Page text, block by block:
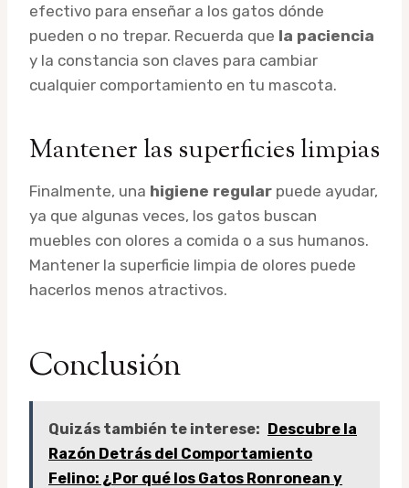
efectivo para enseñar a los gatos dónde
pueden o no trepar. Recuerda que la paciencia
y la constancia son claves para cambiar
cualquier comportamiento en tu mascota.
Mantener las superficies limpias
Finalmente, una higiene regular puede ayudar,
ya que algunas veces, los gatos buscan
muebles con olores a comida o a sus humanos.
Mantener la superficie limpia de olores puede
hacerlos menos atractivos.
Conclusión
Quizás también te interese: Descubre la
Razón Detrás del Comportamiento
Felino: ¿Por qué los Gatos Ronronean y